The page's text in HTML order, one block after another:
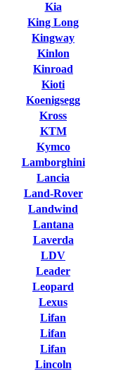
Kia
King Long
Kingway
Kinlon
Kinroad
Kioti
Koenigsegg
Kross
KTM
Kymco
Lamborghini
Lancia
Land-Rover
Landwind
Lantana
Laverda
LDV
Leader
Leopard
Lexus
Lifan
Lifan
Lifan
Lincoln